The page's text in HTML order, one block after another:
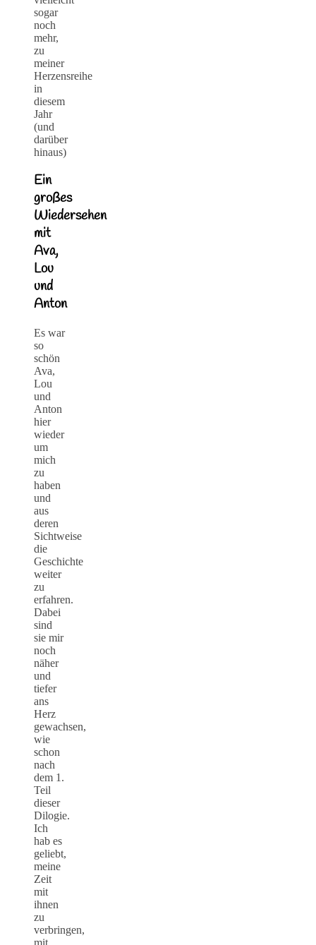
sogar
noch
mehr,
zu
meiner
Herzensreihe
in
diesem
Jahr
(und
darüber
hinaus)
Ein
großes
Wiedersehen
mit
Ava,
Lou
und
Anton
Es war
so
schön
Ava,
Lou
und
Anton
hier
wieder
um
mich
zu
haben
und
aus
deren
Sichtweise
die
Geschichte
weiter
zu
erfahren.
Dabei
sind
sie mir
noch
näher
und
tiefer
ans
Herz
gewachsen,
wie
schon
nach
dem 1.
Teil
dieser
Dilogie.
Ich
hab es
geliebt,
meine
Zeit
mit
ihnen
zu
verbringen,
mit